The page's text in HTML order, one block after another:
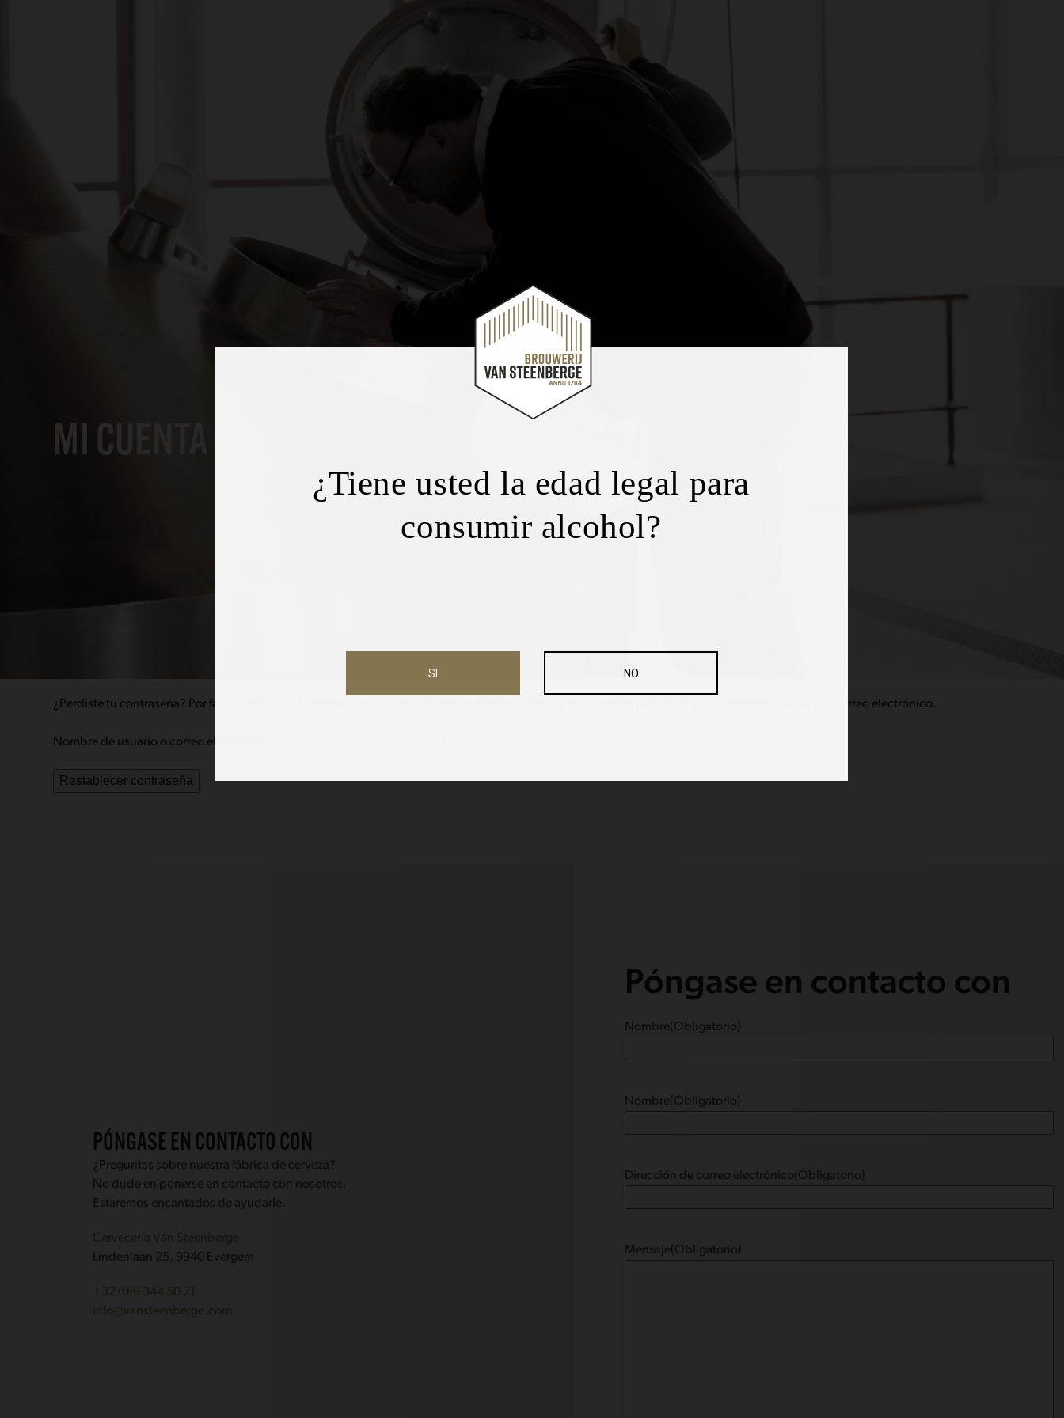
MI CUENTA
¿Perdiste tu contraseña? Por favor, introduce tu nombre de usuario o correo electrónico. Recibirás un enlace para crear una contraseña nueva por correo electrónico.
Nombre de usuario o correo electrónico
Restablecer contraseña
PÓNGASE EN CONTACTO CON
¿Preguntas sobre nuestra fábrica de cerveza?
No dude en ponerse en contacto con nosotros.
Estaremos encantados de ayudarle.
Cervecería Van Steenberge
Lindenlaan 25, 9940 Evergem
+32 (0)9 344 50 71
info@vansteenberge.com
Póngase en contacto con
Nombre(Obligatorio)
Nombre(Obligatorio)
Dirección de correo electrónico(Obligatorio)
Mensaje(Obligatorio)
¿Tiene usted la edad legal para
consumir alcohol?
NO
SI